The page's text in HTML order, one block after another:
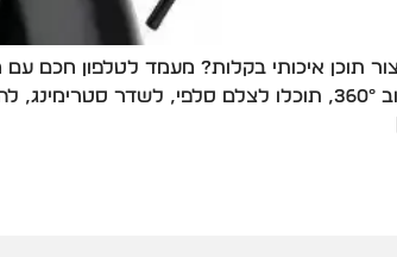
אוטומטי, שלט רחוק ויכולת סיבוב 360°, תוכלו